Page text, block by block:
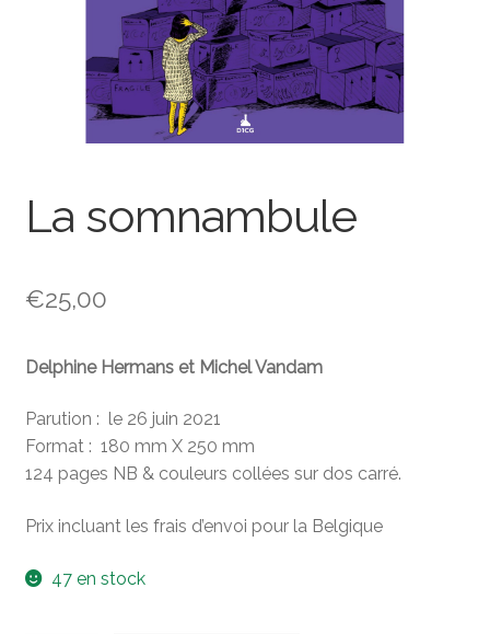
La somnambule
€25,00
Delphine Hermans et Michel Vandam
Parution : le 26 juin 2021
Format : 180 mm X 250 mm
124 pages NB & couleurs collées sur dos carré.
Prix incluant les frais d’envoi pour la Belgique
47 en stock